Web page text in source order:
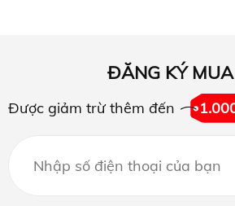
ĐĂNG KÝ
Được giảm trừ thêm đến